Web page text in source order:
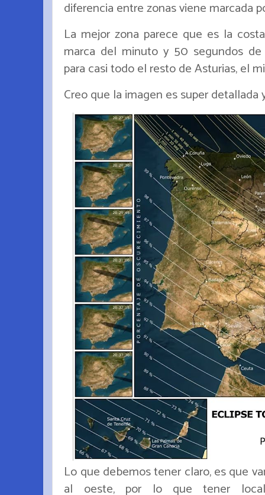
diferencia entre zonas viene marcada
La mejor zona parece que es la
marca del minuto y 50 segundos
para casi todo el resto de Asturias, el
Creo que la imagen es super detallada
Lo que debemos tener claro, es que
al oeste, por lo que tener